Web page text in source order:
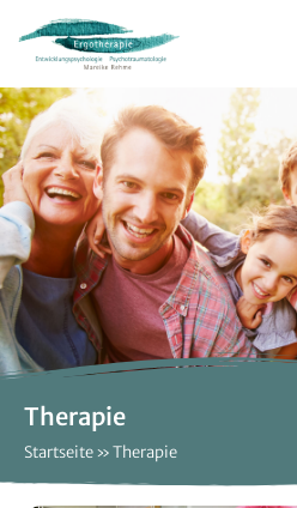
Therapie
Startseite»Therapie